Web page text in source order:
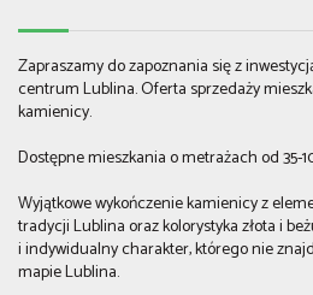
Zapraszamy do zapoznania się z
centrum Lublina. Oferta sprzedaży
kamienicy.
Dostępne mieszkania o metrażach od 35-
Wyjątkowe wykończenie kamienicy z
tradycji Lublina oraz kolorystyka złota i
i indywidualny charakter, którego nie
mapie Lublina.